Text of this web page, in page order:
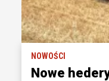
NOWOŚCI
Nowe